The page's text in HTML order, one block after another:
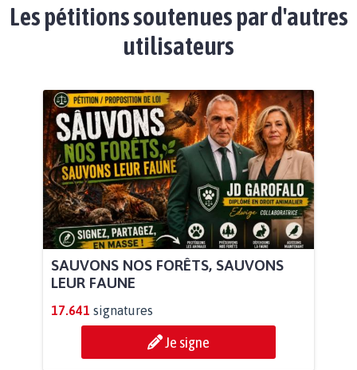
Les pétitions soutenues par d'autres
utilisateurs
SAUVONS NOS FORÊTS, SAUVONS
LEUR FAUNE
17.641 signatures
Je signe